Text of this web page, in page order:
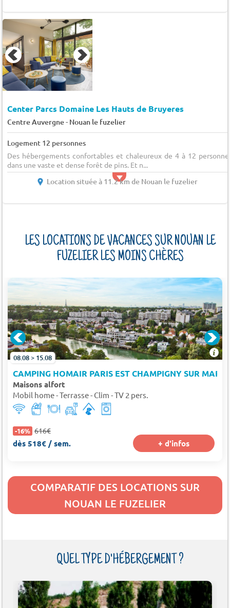
Center Parcs Domaine Les Hauts de Bruyeres
Centre Auvergne- Nouan le fuzelier
Logement 12 personnes
Des hébergements confortables et chaleureux de 4 à 12
dans une vaste et dense forêt de pins. Et n...
Location située à 11.2 km de Nouan le fuzelier
LES LOCATIONS DE VACANCES SUR NOUAN LE
FUZELIER LES MOINS CHÈRES
08.08 > 15.08
CAMPING HOMAIR PARIS EST CHAMPIGNY SUR
Maisons alfort
Mobil home - Terrasse - Clim - TV 2 pers.
-16% 616€
dès 518€ / sem. + d'infos
COMPARATIF DES LOCATIONS SUR
NOUAN LE FUZELIER
QUEL TYPE D'HÉBERGEMENT ?